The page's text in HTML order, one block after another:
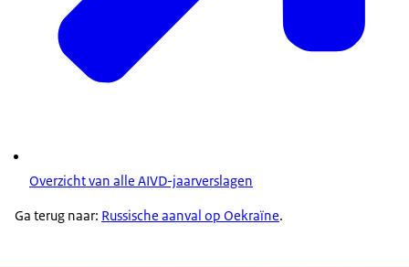
Overzicht van alle AIVD-jaarverslagen
Ga terug naar: Russische aanval op Oekraïne.